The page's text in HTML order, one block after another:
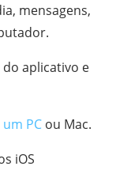
mensagens,
aplicativo e
PC ou Mac.
iOS